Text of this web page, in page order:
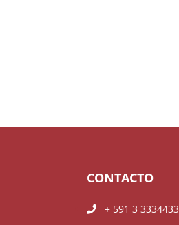
CONTACTO
+ 591 3 3334433